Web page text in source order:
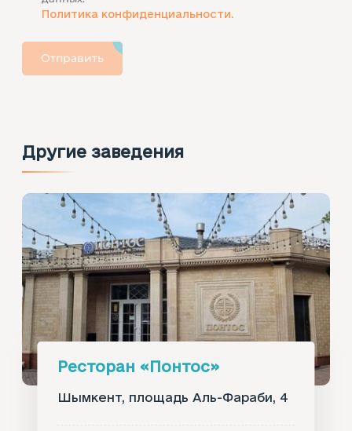
Политика конфиденциальности.
Отправить
Другие заведения
Ресторан «Понтос»
Шымкент, площадь Аль-Фараби, 4